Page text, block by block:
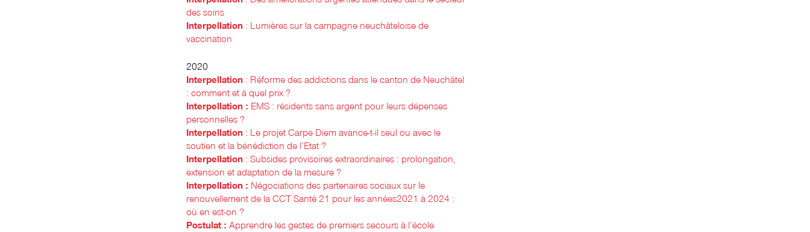
des soins
Interpellation : Lumières sur la campagne neuchâteloise de
vaccination
2020
Interpellation : Réforme des addictions dans le canton de Neuchâtel
: comment et à quel prix ?
Interpellation : EMS : résidents sans argent pour leurs dépenses
personnelles ?
Interpellation : Le projet Carpe Diem avance-t-il seul ou avec le
soutien et la bénédiction de l’Etat ?
Interpellation : Subsides provisoires extraordinaires : prolongation,
extension et adaptation de la mesure ?
Interpellation : Négociations des partenaires sociaux sur le
renouvellement de la CCT Santé 21 pour les années2021 à 2024 :
où en est-on ?
Postulat : Apprendre les gestes de premiers secours à l’école